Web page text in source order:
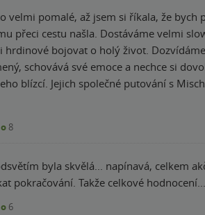
velmi pomalé, až jsem si říkala, že
zakázanou lásku, podsvětí je opravdu temné a
bojovat o holý život. Dozvídáme se
schovává své emoce a nechce si
blízcí. Jejich společné putování s Mische
že Mische nikdy neomdlívá…pokaždé si
vymyslela!
8
byla skvělá... napínavá, celkem
pokračování. Takže celkové
6